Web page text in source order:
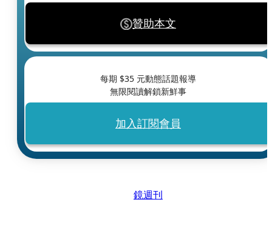
贊助本文
每期 $35 元動態話題報導
無限閱讀解鎖新鮮事
加入訂閱會員
鏡週刊